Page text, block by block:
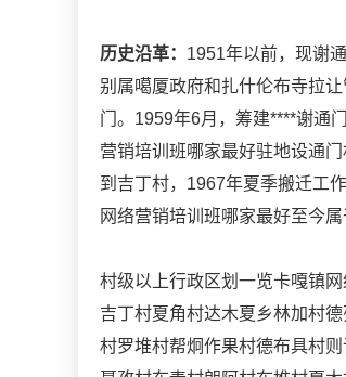
历史沿革： 1951年以前，现谢
别属噶厦政府和扎什伦布寺拉
门。1959年6月，筹建****谢通
营销培训班哪家最好驻地设通
到吉丁村，1967年夏季搬迁工
网络营销培训班哪家最好至今属
村级以上行政区划一览卡嘎镇
吉丁村夏角村达木夏乡林加村
村罗堆村帮炯作果村德布具村